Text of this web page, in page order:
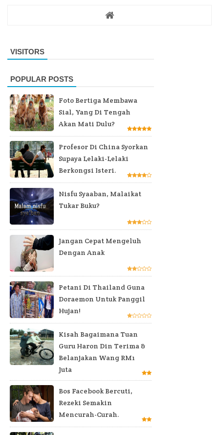
VISITORS
POPULAR POSTS
Foto Bertiga Membawa
Sial, Yang Di Tengah
Akan Mati Dulu?
Profesor Di China Syorkan
Supaya Lelaki-Lelaki
Berkongsi Isteri.
Nisfu Syaaban, Malaikat
Tukar Buku?
Jangan Cepat Mengeluh
Dengan Anak
Petani Di Thailand Guna
Doraemon Untuk Panggil
Hujan!
Kisah Bagaimana Tuan
Guru Haron Din Terima &
Belanjakan Wang RM1
Juta
Bos Facebook Bercuti,
Rezeki Semakin
Mencurah-Curah.